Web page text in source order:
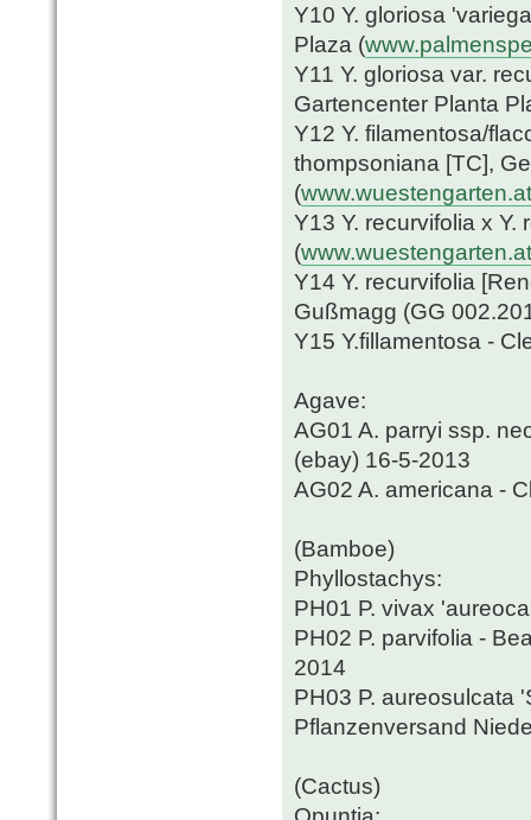
Y10 Y. gloriosa
Plaza (
Y11 Y. gloriosa var.
Gartencenter Planta
Y12 Y. filamentosa/
thompsoniana [TC],
(www.wuestengarten.at
Y13 Y. recurvifolia x
(www.wuestengarten.at
Y14 Y. recurvifolia
Gußmagg (GG
Y15 Y.fillamentosa -
Agave:
AG01 A. parryi ssp.
(ebay) 16-5-2013
AG02 A. americana -
(Bamboe)
Phyllostachys:
PH01 P. vivax
PH02 P. parvifolia -
2014
PH03 P. aureosulcata
Pflanzenversand
(Cactus)